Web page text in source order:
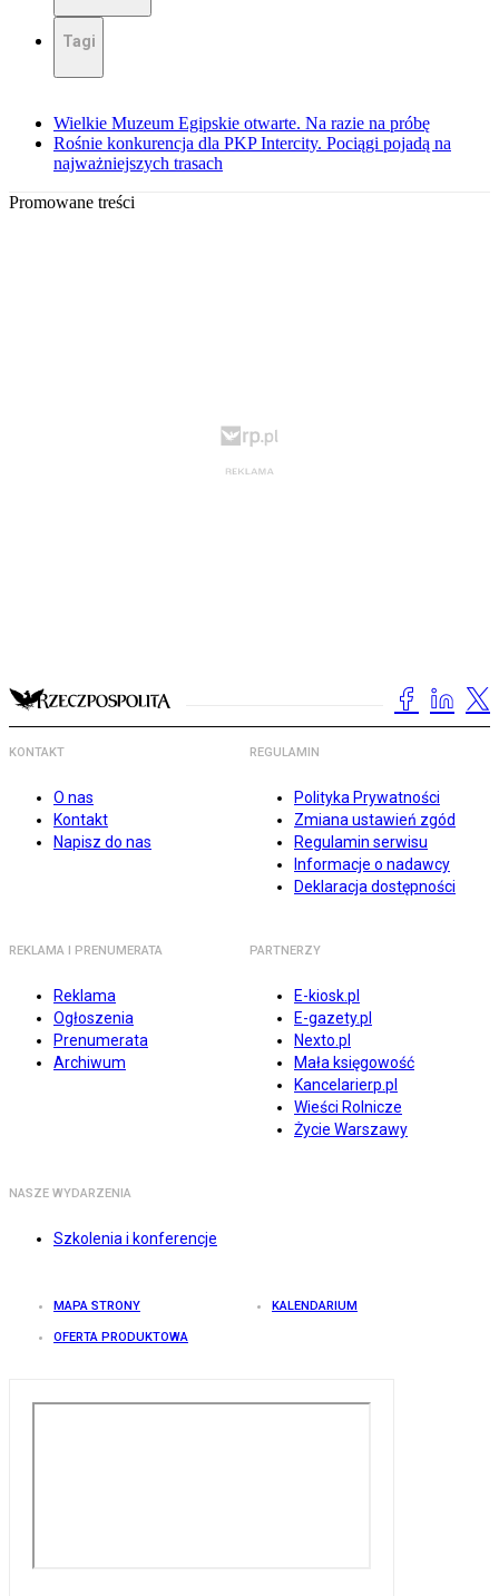
Tagi
Wielkie Muzeum Egipskie otwarte. Na razie na próbę
Rośnie konkurencja dla PKP Intercity. Pociągi pojadą na
najważniejszych trasach
Promowane treści
KONTAKT
O nas
Kontakt
Napisz do nas
REGULAMIN
Polityka Prywatności
Zmiana ustawień zgód
Regulamin serwisu
Informacje o nadawcy
Deklaracja dostępności
REKLAMA I PRENUMERATA
Reklama
Ogłoszenia
Prenumerata
Archiwum
PARTNERZY
E-kiosk.pl
E-gazety.pl
Nexto.pl
Mała księgowość
Kancelarierp.pl
Wieści Rolnicze
Życie Warszawy
NASZE WYDARZENIA
Szkolenia i konferencje
MAPA STRONY KALENDARIUM
OFERTA PRODUKTOWA